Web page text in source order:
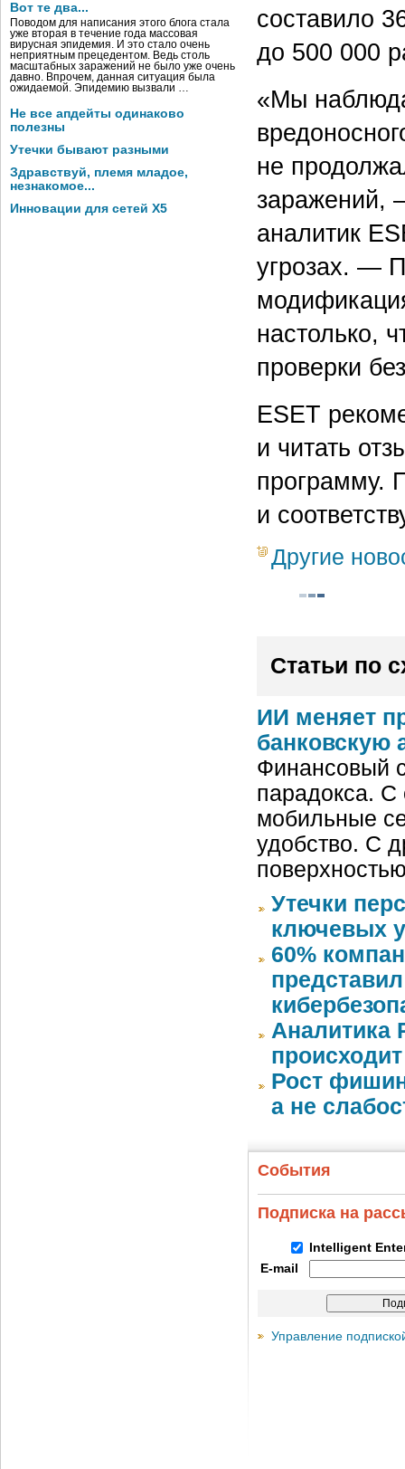
Вот те два...
Поводом для написания этого блога стала
уже вторая в течение года массовая
вирусная эпидемия. И это стало очень
неприятным прецедентом. Ведь столь
масштабных заражений не было уже очень
давно. Впрочем, данная ситуация была
ожидаемой. Эпидемию вызвали …
Не все апдейты одинаково
полезны
Утечки бывают разными
Здравствуй, племя младое,
незнакомое...
Инновации для сетей X5
составило
до 500 000
«Мы
не
заражений,
аналитик
угрозах. —
настолько,
проверки
ESET
и читать
программу.
и
Другие
Статьи по
ИИ меняет
банковскую
Финансовый
парадокса. С
мобильные
удобство. С
Утечки
ключевых
60%
Аналитика
Рост
а не
События
Подписка на
Intelligent
E-mail
Управление